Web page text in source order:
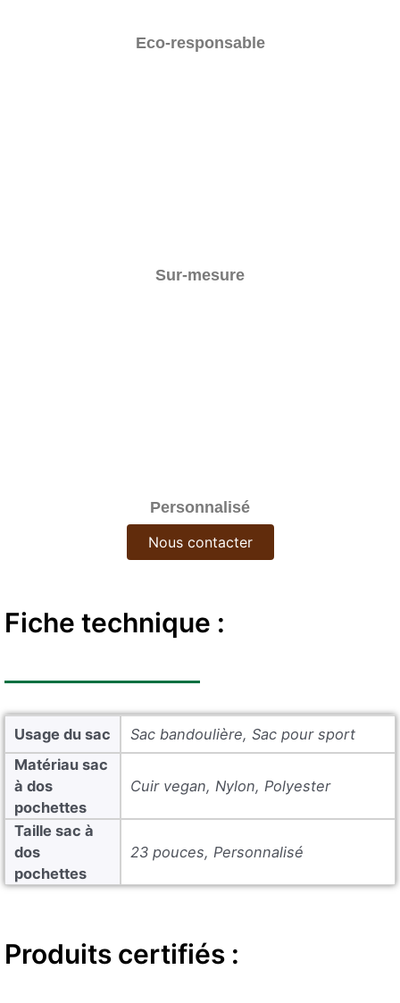
Eco-responsable
Sur-mesure
Personnalisé
Nous contacter
Fiche technique :
Usage du sac
Sac bandoulière, Sac pour sport
Matériau sac
à dos
pochettes
Cuir vegan, Nylon, Polyester
Taille sac à
dos
pochettes
23 pouces, Personnalisé
Produits certifiés :